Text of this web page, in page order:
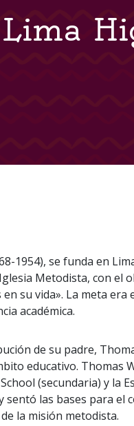
1954), se funda en
Metodista, con el
su vida». La meta era
académica.
de su padre,
educativo. Thomas
(secundaria) y la
las bases para
la misión metodista.